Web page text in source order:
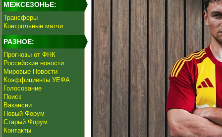
МЕЖСЕЗОНЬЕ:
Трансферы
Контрольные матчи
РАЗНОЕ:
Прогнозы от ФНК
Российские новости
Мировые Новости
Коэффициенты УЕФА
Голосование
Поиск
Вакансии
Новый Форум
Старый Форум
Контакты